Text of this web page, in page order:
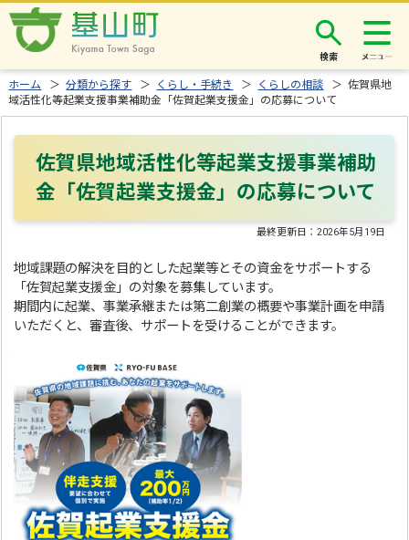
検索
ホーム ＞分類から探す ＞ くらし・手続き ＞ くらしの相談 ＞ 佐賀県地
域活性化等起業支援事業補助金「佐賀起業支援金」の応募について
佐賀県地域活性化等起業支援事業補助
金「佐賀起業支援金」の応募について
最終更新日：2026年5月19日
地域課題の解決を目的とした起業等とその資金をサポートする
「佐賀起業支援金」の対象を募集しています。
期間内に起業、事業承継または第二創業の概要や事業計画を申請
いただくと、審査後、サポートを受けることができます。